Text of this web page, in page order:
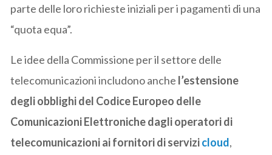
parte delle loro richieste iniziali per i pagamenti di una
“quota equa”.
Le idee della Commissione per il settore delle
telecomunicazioni includono anche l’estensione
degli obblighi del Codice Europeo delle
Comunicazioni Elettroniche dagli operatori di
telecomunicazioni ai fornitori di servizicloud,